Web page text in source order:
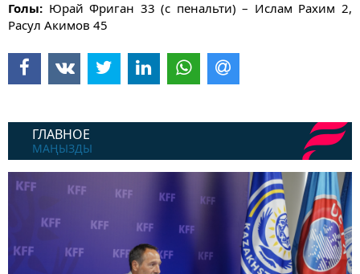
ГЛАВНОЕ
МАҢЫЗДЫ
Голы: Юрай Фриган 33 (с пенальти) – Ислам Рахим 2,
Расул Акимов 45